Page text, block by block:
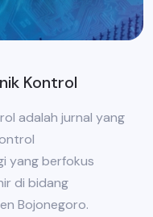
Kontrol
adalah jurnal yang
yang berfokus
di bidang
Bojonegoro.